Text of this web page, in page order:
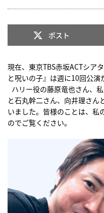
ポスト
現在、東京TBS赤坂ACTシア
と呪いの子』は週に10回公演
ハリー役の藤原竜也さん、
と石丸幹二さん、向井理さん
いました。皆様のことは、私
のでご覧ください。